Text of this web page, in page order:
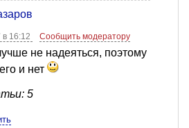
в 16:12
Сообщить модератору
не надеяться, поэтому
и нет
5